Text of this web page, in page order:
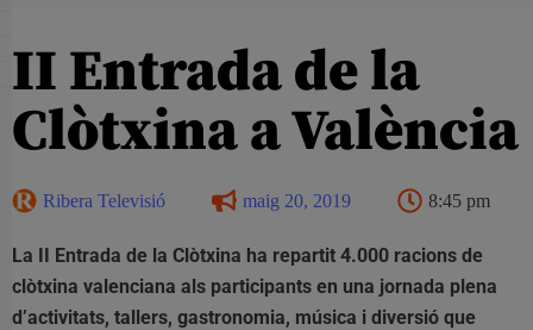
II Entrada de la
Clòtxina a València
Ribera Televisió maig 20, 2019 8:45 pm
La II Entrada de la Clòtxina ha repartit 4.000 racions de
clòtxina valenciana als participants en una jornada plena
d’activitats, tallers, gastronomia, música i diversió que